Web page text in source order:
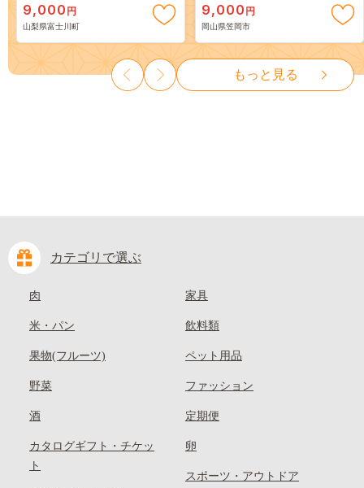
３房） フルーツ 山梨県産 果
物 くだもの シャイン マスカ
ット ぶどう ブドウ 葡萄 大粒
種なし 先行予約 富士川町
10000円 一万円 9000円 九千円
9,000 円
山梨県富士川町
岡山 はくとう スイーツ フル
ーツ 果物 デザート 旬 モモ も
も 先行予約 送料無料 果物 岡
山県 笠岡市 清水白桃 白鳳 白
麗 クール便---
kasaoka_zsy_419_100---
9,000 円
岡山県笠岡市
もっと見る
カテゴリで選ぶ
肉
米・パン
果物(フルーツ)
野菜
酒
カタログギフト・チケッ
ト
家具
飲料類
ペット用品
ファッション
定期便
卵
スポーツ・アウトドア